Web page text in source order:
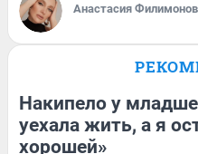
Анастасия
Накипело у
уехала жить, а я
хорошей»